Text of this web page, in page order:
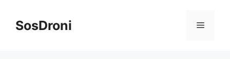
contenuto
SosDroni Menu